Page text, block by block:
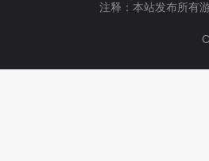
注释：本站发布所有